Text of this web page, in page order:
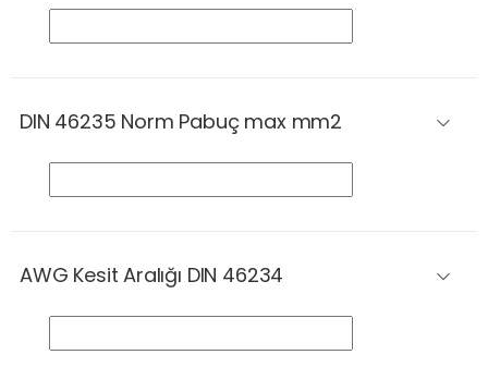
DIN 46235 Norm Pabuç max mm2
AWG Kesit Aralığı DIN 46234